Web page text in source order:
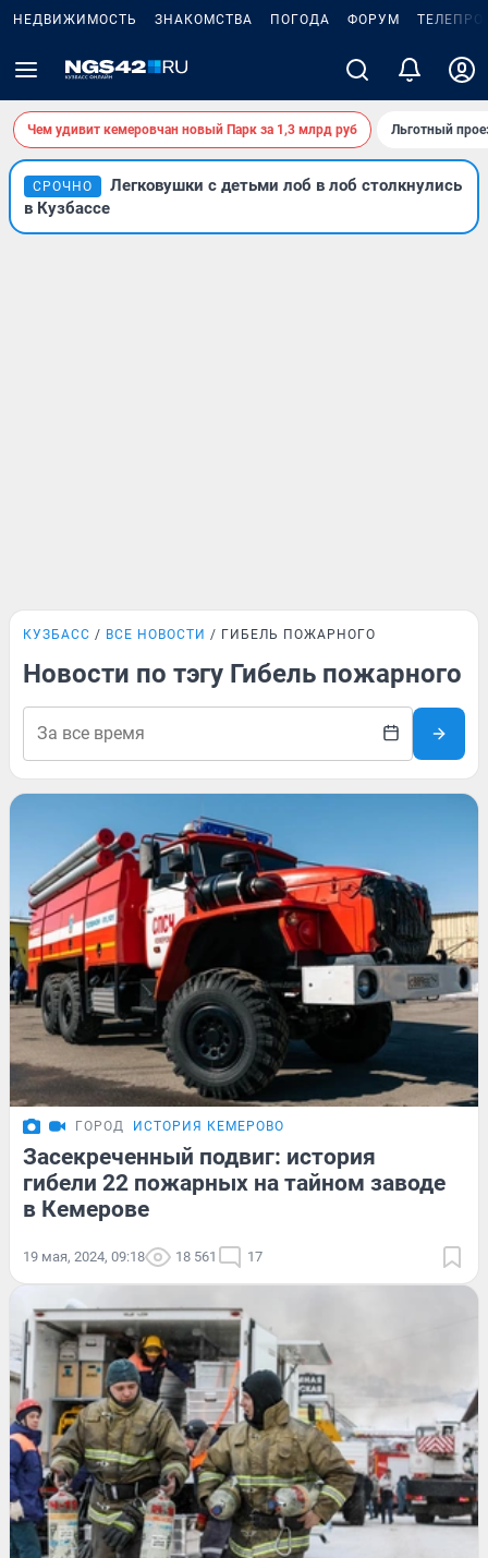
НЕДВИЖИМОСТЬ ЗНАКОМСТВА ПОГОДА ФОРУМ
Чем удивит кемеровчан новый Парк за 1,3 млрд руб Льготный
СРОЧНО
Легковушки с детьми лоб в лоб столкнулись
в Кузбассе
КУЗБАСС ВСЕ НОВОСТИ ГИБЕЛЬ ПОЖАРНОГО
Новости по тэгу Гибель пожарного
ГОРОД ИСТОРИЯ КЕМЕРОВО
Засекреченный подвиг: история
гибели 22 пожарных на тайном заводе
в Кемерове
19 мая, 2024, 09:18 18 561 17